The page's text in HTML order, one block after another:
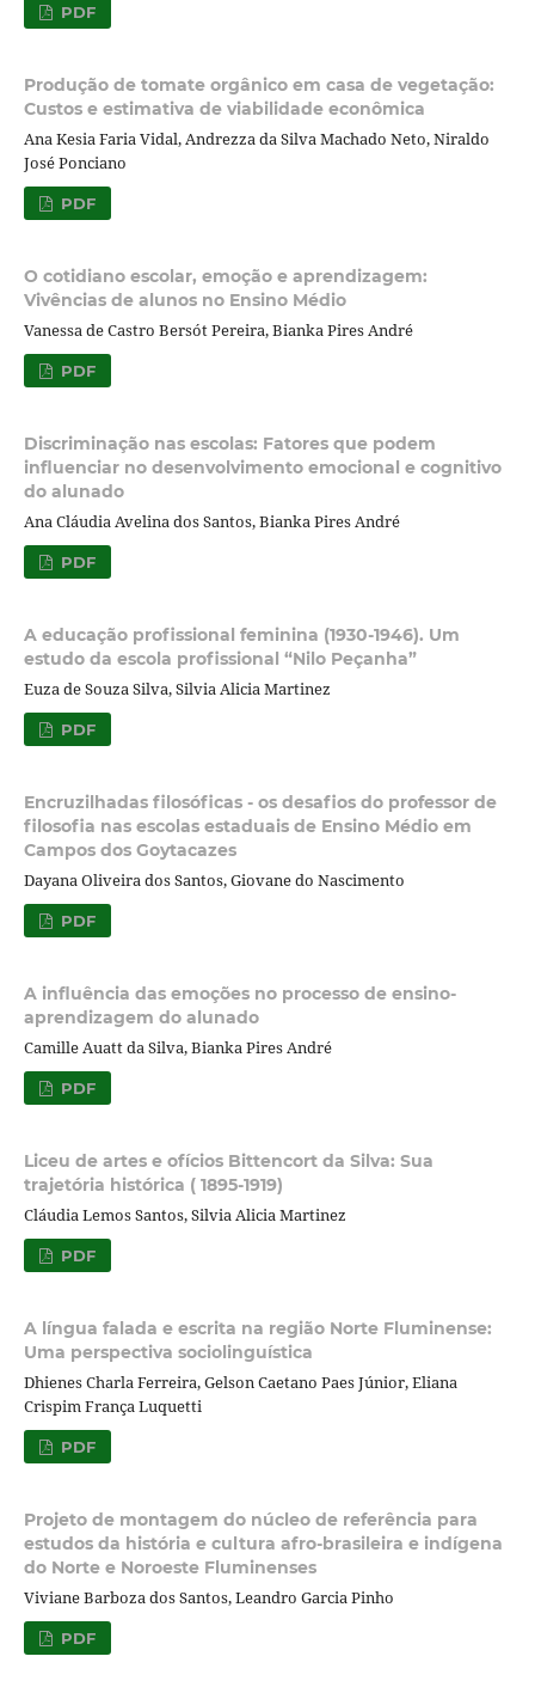
PDF
Produção de tomate orgânico em casa de vegetação:
Custos e estimativa de viabilidade econômica
Ana Kesia Faria Vidal, Andrezza da Silva Machado Neto, Niraldo
José Ponciano
PDF
O cotidiano escolar, emoção e aprendizagem:
Vivências de alunos no Ensino Médio
Vanessa de Castro Bersót Pereira, Bianka Pires André
PDF
Discriminação nas escolas: Fatores que podem
influenciar no desenvolvimento emocional e cognitivo
do alunado
Ana Cláudia Avelina dos Santos, Bianka Pires André
PDF
A educação profissional feminina (1930-1946). Um
estudo da escola profissional “Nilo Peçanha”
Euza de Souza Silva, Silvia Alicia Martinez
PDF
Encruzilhadas filosóficas - os desafios do professor de
filosofia nas escolas estaduais de Ensino Médio em
Campos dos Goytacazes
Dayana Oliveira dos Santos, Giovane do Nascimento
PDF
A influência das emoções no processo de ensino-
aprendizagem do alunado
Camille Auatt da Silva, Bianka Pires André
PDF
Liceu de artes e ofícios Bittencort da Silva: Sua
trajetória histórica ( 1895-1919)
Cláudia Lemos Santos, Silvia Alicia Martinez
PDF
A língua falada e escrita na região Norte Fluminense:
Uma perspectiva sociolinguística
Dhienes Charla Ferreira, Gelson Caetano Paes Júnior, Eliana
Crispim França Luquetti
PDF
Projeto de montagem do núcleo de referência para
estudos da história e cultura afro-brasileira e indígena
do Norte e Noroeste Fluminenses
Viviane Barboza dos Santos, Leandro Garcia Pinho
PDF